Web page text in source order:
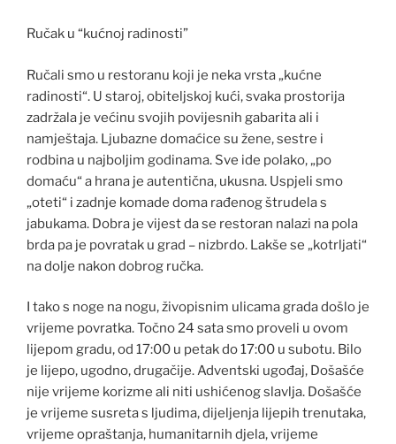
Ručak u “kućnoj radinosti”
Ručali smo u restoranu koji je neka vrsta „kućne
radinosti“. U staroj, obiteljskoj kući, svaka prostorija
zadržala je većinu svojih povijesnih gabarita ali i
namještaja. Ljubazne domaćice su žene, sestre i
rodbina u najboljim godinama. Sve ide polako, „po
domaću“ a hrana je autentična, ukusna. Uspjeli smo
„oteti“ i zadnje komade doma rađenog štrudela s
jabukama. Dobra je vijest da se restoran nalazi na pola
brda pa je povratak u grad – nizbrdo. Lakše se „kotrljati“
na dolje nakon dobrog ručka.
I tako s noge na nogu, živopisnim ulicama grada došlo je
vrijeme povratka. Točno 24 sata smo proveli u ovom
lijepom gradu, od 17:00 u petak do 17:00 u subotu. Bilo
je lijepo, ugodno, drugačije. Adventski ugođaj, Došašće
nije vrijeme korizme ali niti ushićenog slavlja. Došašće
je vrijeme susreta s ljudima, dijeljenja lijepih trenutaka,
vrijeme opraštanja, humanitarnih djela, vrijeme